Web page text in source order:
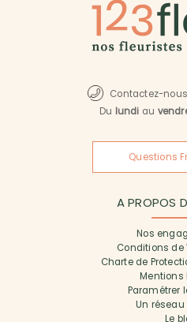
Contactez-
Du lundi au
Questions
A PROPOS
Nos
Conditions de
Charte de
Mentions
Paramétrer
Un
Le